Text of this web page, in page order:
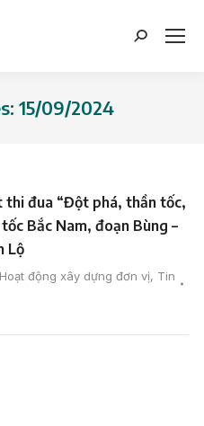
Search:
15/09/2024
thi đua “Đột phá, thần tốc,
Bắc Nam, đoạn Bùng –
Lộ
Hoạt động xây dựng đơn vị, Tin